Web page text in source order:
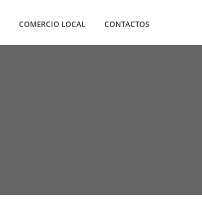
COMERCIO LOCAL CONTACTOS